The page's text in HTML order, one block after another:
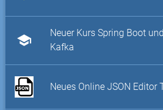
school
Neuer Kurs Spring Boot
Kafka
Neues Online JSON Editor